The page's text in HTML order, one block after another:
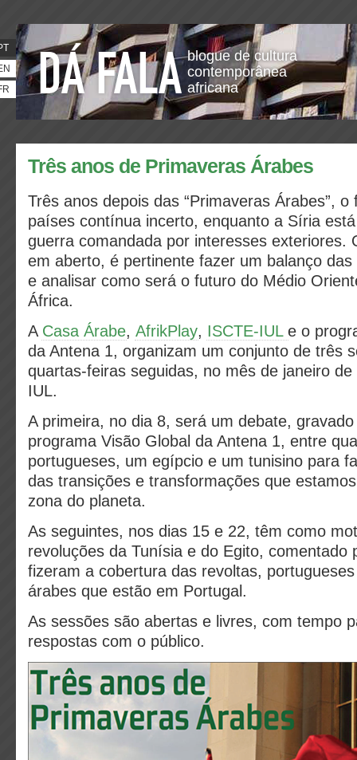
blogue de cultura
contemporânea
africana
Três anos de Primaveras Árabes
Três anos depois das “Primaveras Árabes”, o
países contínua incerto, enquanto a Síria
guerra comandada por interesses exteriores.
em aberto, é pertinente fazer um balanço
e analisar como será o futuro do Médio
África.
A Casa Árabe, AfrikPlay, ISCTE-IUL e o
da Antena 1, organizam um conjunto de três
quartas-feiras seguidas, no mês de janeiro
IUL.
A primeira, no dia 8, será um debate,
programa Visão Global da Antena 1, entre
portugueses, um egípcio e um tunisino para
das transições e transformações que
zona do planeta.
As seguintes, nos dias 15 e 22, têm como
revoluções da Tunísia e do Egito, comentado
fizeram a cobertura das revoltas,
árabes que estão em Portugal.
As sessões são abertas e livres, com tempo
respostas com o público.